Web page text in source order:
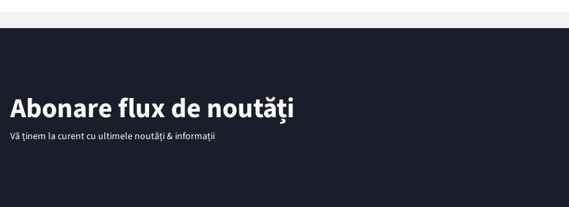
Abonare flux de noutăți
Vă ținem la curent cu ultimele noutăți & informații